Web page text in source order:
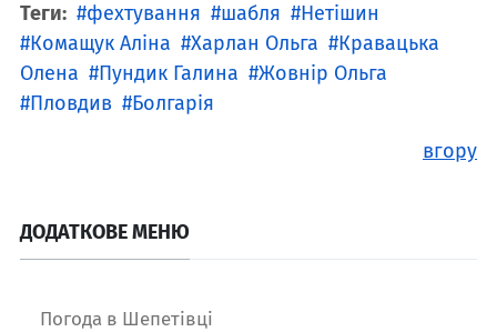
Теги: фехтування шабля
Нетішин
Комащук Аліна
Харлан Ольга
Кравацька
Олена
Пундик Галина
Жовнір Ольга
Пловдив
Болгарія
вгору
ДОДАТКОВЕ МЕНЮ
Погода в Шепетівці